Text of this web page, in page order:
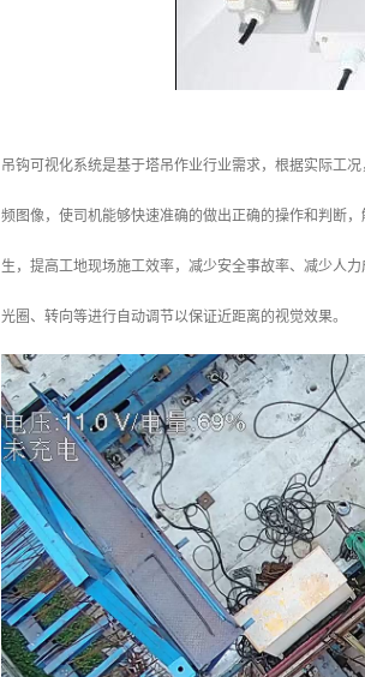
吊钩可视化系统是基于塔吊作业行业需求，根据实际工
频图像，使司机能够快速准确的做出正确的操作和判断
生，提高工地现场施工效率，减少安全事故率、减少人
光圈、转向等进行自动调节以保证近距离的视觉效果。